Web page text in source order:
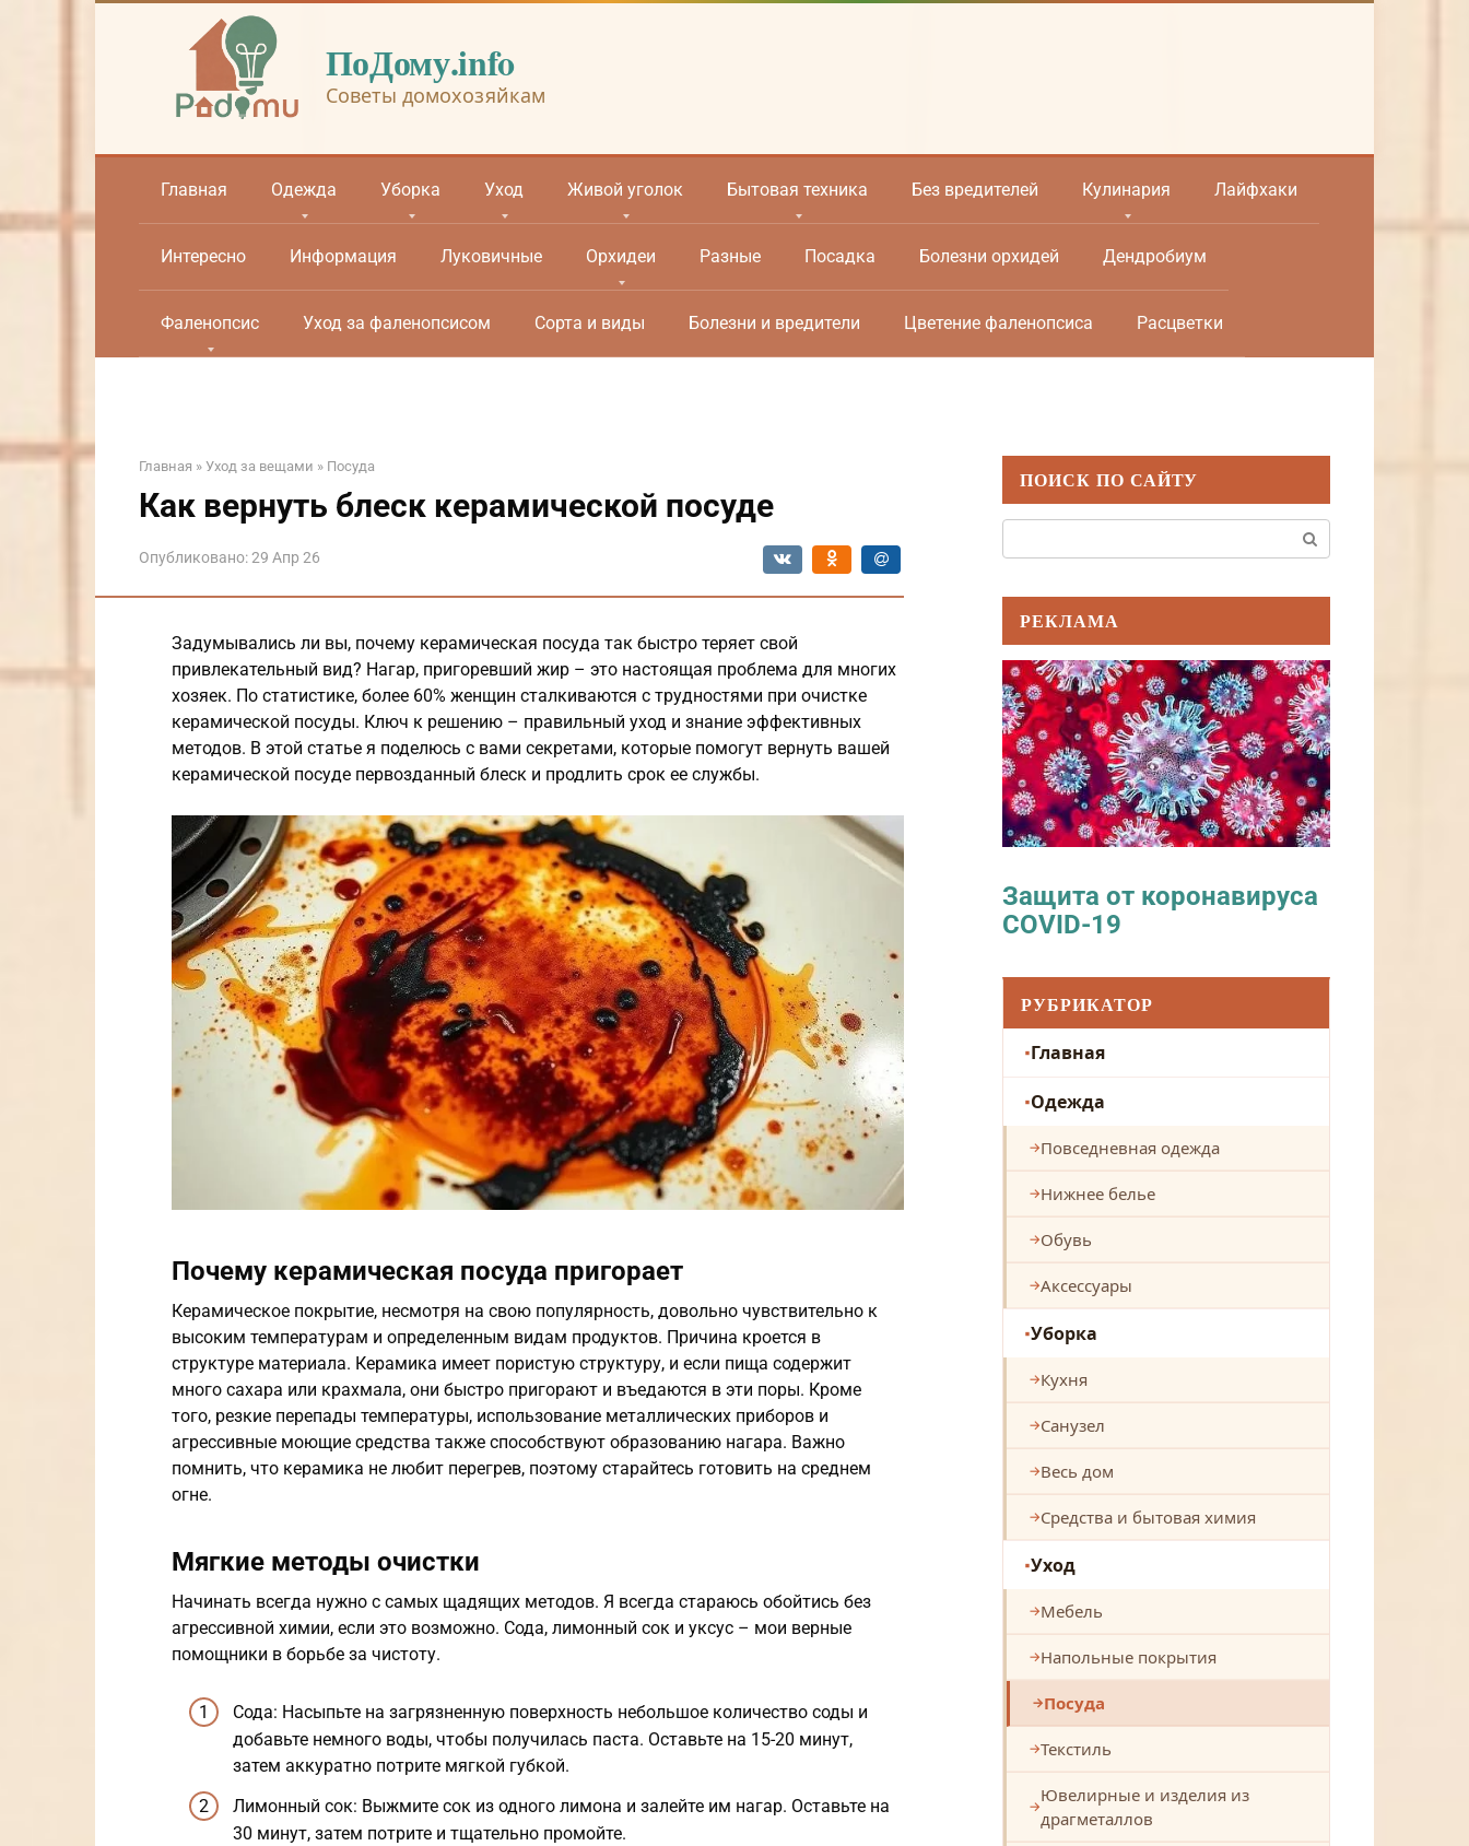
ПоДому.info
Советы домохозяйкам
Главная Одежда Уборка Уход Живой уголок Бытовая техника Без вредителей Кулинария Лайфхаки
Интересно Информация Луковичные Орхидеи Разные Посадка Болезни орхидей Дендробиум
Фаленопсис Уход за фаленопсисом Сорта и виды Болезни и вредители Цветение фаленопсиса Расцветки
Главная » Уход за вещами » Посуда
Как вернуть блеск керамической посуде
Опубликовано:29 Апр 26
Задумывались ли вы, почему керамическая посуда так быстро теряет свой
привлекательный вид? Нагар, пригоревший жир – это настоящая проблема для многих
хозяек. По статистике, более 60% женщин сталкиваются с трудностями при очистке
керамической посуды. Ключ к решению – правильный уход и знание эффективных
методов. В этой статье я поделюсь с вами секретами, которые помогут вернуть вашей
керамической посуде первозданный блеск и продлить срок ее службы.
Почему керамическая посуда пригорает
Керамическое покрытие, несмотря на свою популярность, довольно чувствительно к
высоким температурам и определенным видам продуктов. Причина кроется в
структуре материала. Керамика имеет пористую структуру, и если пища содержит
много сахара или крахмала, они быстро пригорают и въедаются в эти поры. Кроме
того, резкие перепады температуры, использование металлических приборов и
агрессивные моющие средства также способствуют образованию нагара. Важно
помнить, что керамика не любит перегрев, поэтому старайтесь готовить на среднем
огне.
Мягкие методы очистки
Начинать всегда нужно с самых щадящих методов. Я всегда стараюсь обойтись без
агрессивной химии, если это возможно. Сода, лимонный сок и уксус – мои верные
помощники в борьбе за чистоту.
Сода: Насыпьте на загрязненную поверхность небольшое количество соды и
добавьте немного воды, чтобы получилась паста. Оставьте на 15-20 минут,
затем аккуратно потрите мягкой губкой.
Лимонный сок: Выжмите сок из одного лимона и залейте им нагар. Оставьте на
30 минут, затем потрите и тщательно промойте.
ПОИСК ПО САЙТУ
РЕКЛАМА
Защита от коронавируса
COVID-19
РУБРИКАТОР
Главная
Одежда
Повседневная одежда
Нижнее белье
Обувь
Аксессуары
Уборка
Кухня
Санузел
Весь дом
Средства и бытовая химия
Уход
Мебель
Напольные покрытия
Посуда
Текстиль
Ювелирные и изделия из
драгметаллов